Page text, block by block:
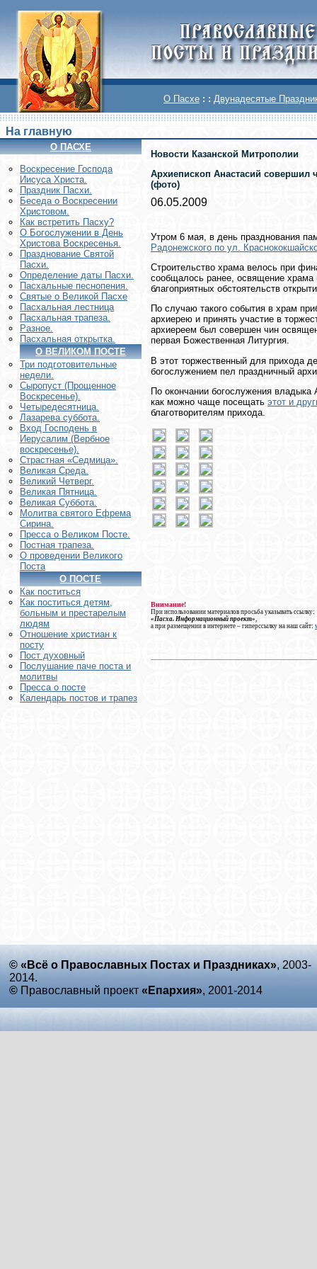
О Пасхе : : Двунадесятые
На главную
О ПАСХЕ
Воскреcение Господа
Иисуса Христа.
Праздник Пасхи.
Беседа о Воскресении
Христовом.
Как встретить Пасху?
О Богослужении в День
Христова Воскресенья.
Празднование Святой
Пасхи.
Определение даты Пасхи.
Пасхальные песнопения.
Святые о Великой Пасхе
Пасхальная лестница
Пасхальная трапеза.
Разное.
Пасхальная открытка.
О ВЕЛИКОМ ПОСТЕ
Три подготовительные
недели.
Сыропуст (Прощенное
Воскресенье).
Четыредесятница.
Лазарева суббота.
Вход Господень в
Иерусалим (Вербное
воскресенье).
Страстная «Седмица».
Великая Среда.
Великий Четверг.
Великая Пятница.
Великая Суббота.
Молитва святого Ефрема
Сирина.
Пресса о Великом Посте.
Постная трапеза.
О проведении Великого
Поста
О ПОСТЕ
Как поститься
Как поститься детям,
больным и престарелым
людям
Отношение христиан к
посту
Пост духовный
Послушание паче поста и
молитвы
Пресса о посте
Календарь постов и трапез
Новости Казанской Митрополии
Архиепископ Анастасий
(фото)
06.05.2009
Утром 6 мая, в день празднования
Радонежского по ул.
Строительство храма велось при
сообщалось ранее, освящение
благоприятных обстоятельств
По случаю такого события в храм
архиерею и принять участие в
архиереем был совершен чин
первая Божественная Литургия.
В этот торжественный для прихода
богослужением пел праздничный
По окончании богослужения
как можно чаще посещать этот и
благотворителям прихода.
Внимание!
При использовании материалов просьба указывать ссылку:
«Пасха. Информационный проект»,
а при размещении в интернете – гиперссылку на наш сайт:
© «Всё о Православных Постах и Праздниках», 2003-
2014.
© Православный проект «Епархия», 2001-2014